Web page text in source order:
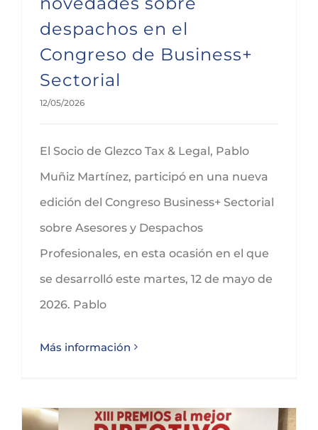
despachos en el
Congreso de Business+
Sectorial
12/05/2026
El Socio de Glezco Tax & Legal, Pablo
Muñiz Martínez, participó en una nueva
edición del Congreso Business+ Sectorial
sobre Asesores y Despachos
Profesionales, en esta ocasión en el que
se desarrolló este martes, 12 de mayo de
2026. Pablo
Más información